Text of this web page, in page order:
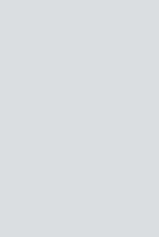
La Fondation
2006 par des
Recherche.
développer
les jeunes et leur
également au
celui de l’éducation